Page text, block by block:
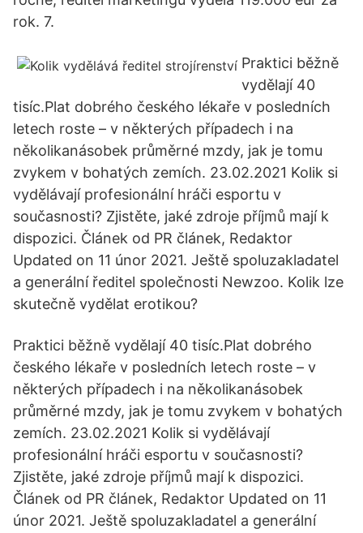
rok. 7.
Praktici běžně
vydělají 40
tisíc.Plat dobrého českého lékaře v posledních
letech roste – v některých případech i na
několikanásobek průměrné mzdy, jak je tomu
zvykem v bohatých zemích. 23.02.2021 Kolik si
vydělávají profesionální hráči esportu v
současnosti? Zjistěte, jaké zdroje příjmů mají k
dispozici. Článek od PR článek, Redaktor
Updated on 11 únor 2021. Ještě spoluzakladatel
a generální ředitel společnosti Newzoo. Kolik lze
skutečně vydělat erotikou?
Praktici běžně vydělají 40 tisíc.Plat dobrého
českého lékaře v posledních letech roste – v
některých případech i na několikanásobek
průměrné mzdy, jak je tomu zvykem v bohatých
zemích. 23.02.2021 Kolik si vydělávají
profesionální hráči esportu v současnosti?
Zjistěte, jaké zdroje příjmů mají k dispozici.
Článek od PR článek, Redaktor Updated on 11
únor 2021. Ještě spoluzakladatel a generální